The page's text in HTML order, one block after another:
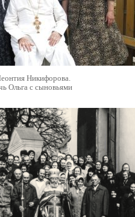
Никифорова.
Ольга с сыновьями